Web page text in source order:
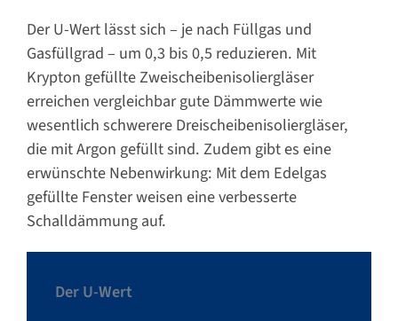
Der U-Wert lässt sich – je nach Füllgas und
Gasfüllgrad – um 0,3 bis 0,5 reduzieren. Mit
Krypton gefüllte Zweischeibenisoliergläser
erreichen vergleichbar gute Dämmwerte wie
wesentlich schwerere Dreischeibenisoliergläser,
die mit Argon gefüllt sind. Zudem gibt es eine
erwünschte Nebenwirkung: Mit dem Edelgas
gefüllte Fenster weisen eine verbesserte
Schalldämmung auf.
Der U-Wert